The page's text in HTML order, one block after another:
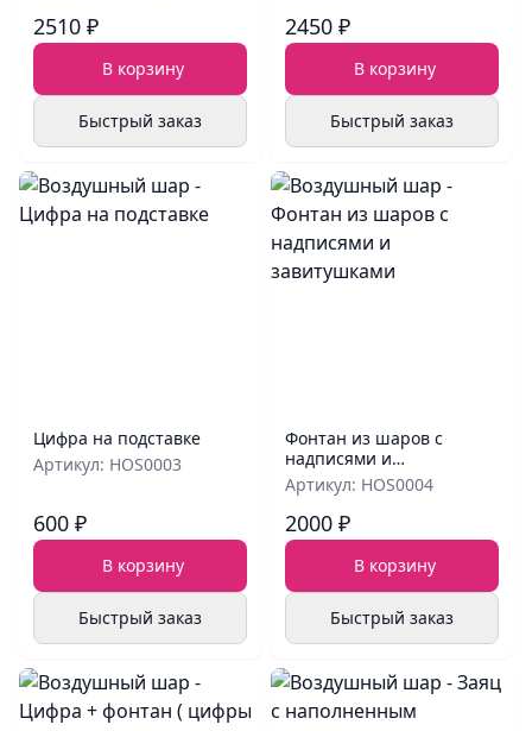
2510 ₽
В корзину
Быстрый заказ
2450 ₽
В корзину
Быстрый заказ
Цифра на подставке
Артикул: HOS0003
600 ₽
В корзину
Быстрый заказ
Фонтан из шаров с
надписями и
завитушками
Артикул: HOS0004
2000 ₽
В корзину
Быстрый заказ